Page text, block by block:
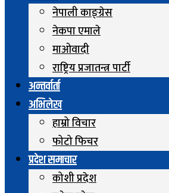
नेपाली काङ्ग्रेस
नेकपा एमाले
माओवादी
राष्ट्रिय प्रजातन्त्र पार्टी
अन्तर्वार्ता
अभिलेख
हाम्रो विचार
फोटो फिचर
प्रदेश समाचार
कोशी प्रदेश